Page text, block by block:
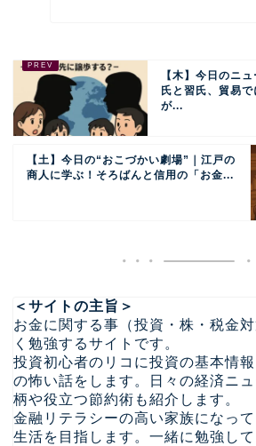
【木】今日のニ
氏と習氏、貿易
が...
【土】今日の“おこづかい劇場”｜江戸の
商人に学ぶ！そろばんと信用の「お金...
＜サイトの主旨＞
お金に関する事（投資・株・税金
く勉強するサイトです。
投資初心者のリコに投資の基本情
の怖い話をします。日々の経済ニ
柄や役立つ節約術も紹介します。
金融リテラシーの高い家族になっ
生活を目指します。一緒に勉強し